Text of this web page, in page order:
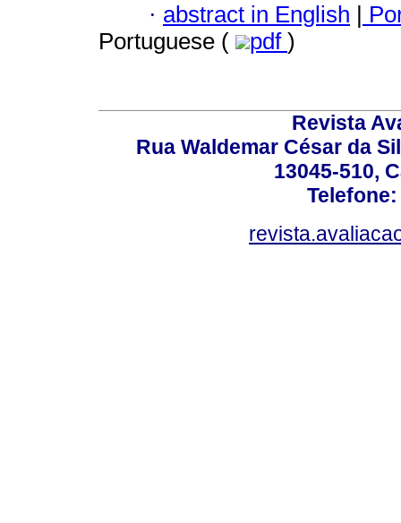
· abstract in English |
Portuguese (
pdf )
Revista
Rua Waldemar César da
13045-510,
Telefone: